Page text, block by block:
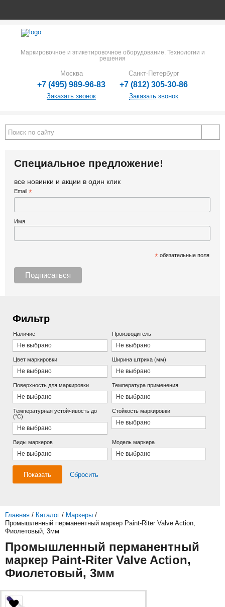
Маркировочное и этикетировочное оборудование. Технологии и
решения
Москва
+7 (495) 989-96-83
Заказать звонок
Санкт-Петербург
+7 (812) 305-30-86
Заказать звонок
Фильтр
Наличие
Не выбрано
Производитель
Не выбрано
Цвет маркировки
Не выбрано
Ширина штриха (мм)
Не выбрано
Поверхность для маркировки
Не выбрано
Температура применения
Не выбрано
Температурная устойчивость до
(°С)
Не выбрано
Стойкость маркировки
Не выбрано
Виды маркеров
Не выбрано
Модель маркера
Не выбрано
Показать Сбросить
Специальное предложение!
все новинки и акции в один клик
Email *
Имя
*обязательные поля
Главная / Каталог / Маркеры /
Промышленный перманентный маркер Paint-Riter Valve Action,
Фиолетовый, 3мм
Промышленный перманентный
маркер Paint-Riter Valve Action,
Фиолетовый, 3мм